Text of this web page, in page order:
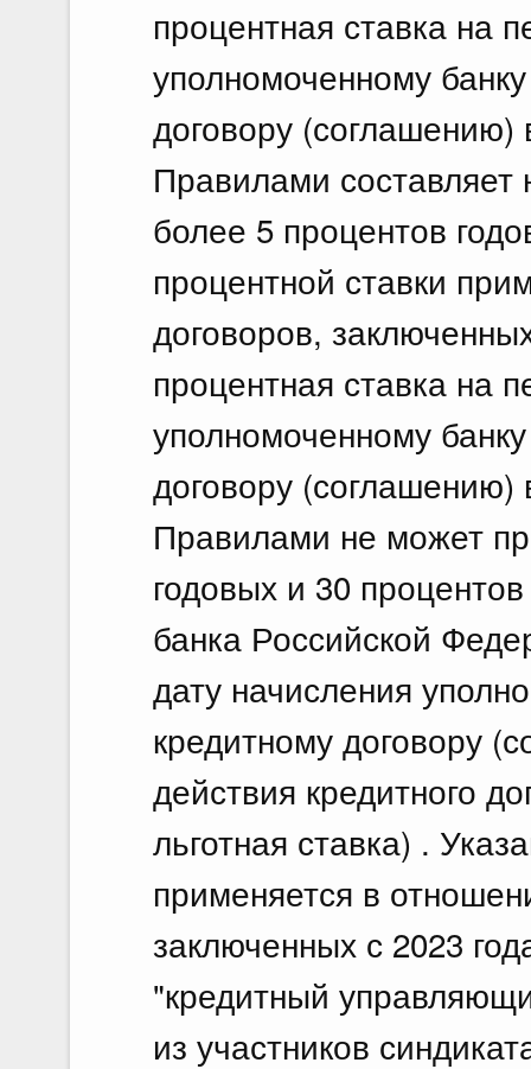
процентная ставка на
уполномоченному
договору (соглашению)
Правилами
более 5 процентов
процентной ставки
договоров,
процентная ставка на
уполномоченному
договору (соглашению)
Правилами не может
годовых и 30
банка Российской
дату начисления
кредитному договору
действия кредитного
льготная ставка) .
применяется в
заключенных с 2023
"кредитный
из участников